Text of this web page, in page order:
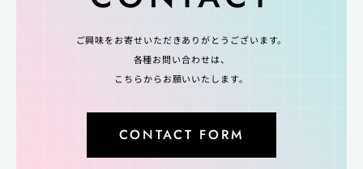
ご興味をお寄せいただきありがとうございます。
各種お問い合わせは、
こちらからお願いいたします。
CONTACT FORM